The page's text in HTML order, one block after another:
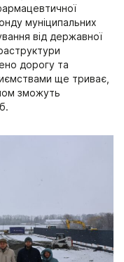
муніципальних
від державної
дорогу та
ще триває,
зможуть